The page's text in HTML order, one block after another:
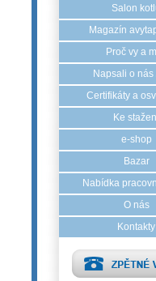
Salon
Magazín
Proč vy a
Napsali o nás
Certifikáty a
Ke
e-shop
Bazar
Nabídka
O nás
Kontakty